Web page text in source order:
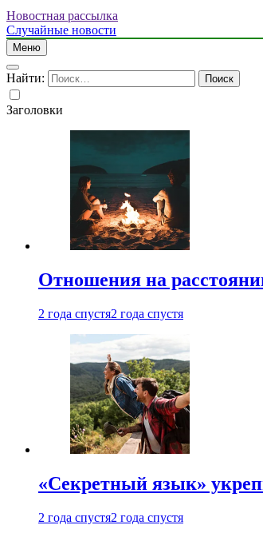
Новостная рассылка
Случайные новости
Меню
Найти:
Заголовки
Отношения на
2 года спустя2 года спустя
«Секретный язык»
2 года спустя2 года спустя